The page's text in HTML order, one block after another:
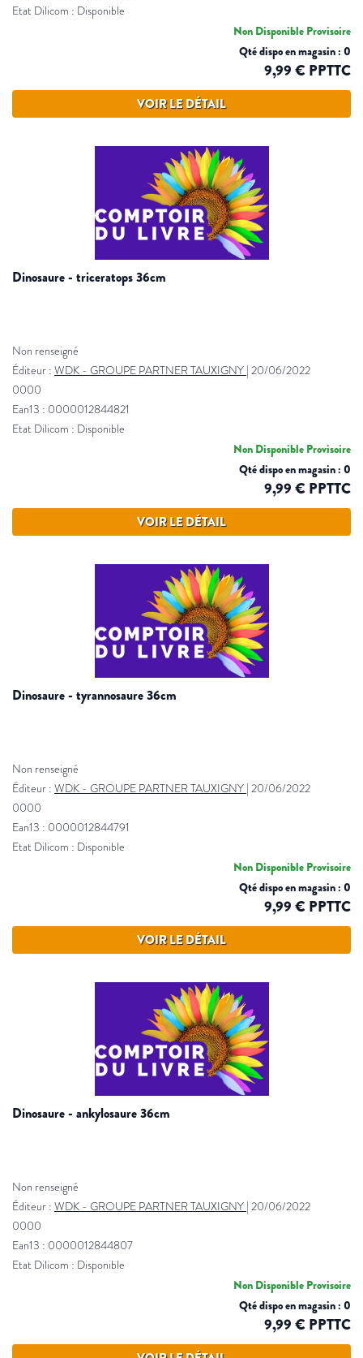
Etat Dilicom : Disponible
Non Disponible Provisoire
Qté dispo en magasin : 0
9,99 € PPTTC
VOIR LE DÉTAIL
dinosaure - triceratops 36cm
Non renseigné
Éditeur : WDK - GROUPE PARTNER TAUXIGNY | 20/06/2022
0000
Ean13 : 0000012844821
Etat Dilicom : Disponible
Non Disponible Provisoire
Qté dispo en magasin : 0
9,99 € PPTTC
VOIR LE DÉTAIL
dinosaure - tyrannosaure 36cm
Non renseigné
Éditeur : WDK - GROUPE PARTNER TAUXIGNY | 20/06/2022
0000
Ean13 : 0000012844791
Etat Dilicom : Disponible
Non Disponible Provisoire
Qté dispo en magasin : 0
9,99 € PPTTC
VOIR LE DÉTAIL
dinosaure - ankylosaure 36cm
Non renseigné
Éditeur : WDK - GROUPE PARTNER TAUXIGNY | 20/06/2022
0000
Ean13 : 0000012844807
Etat Dilicom : Disponible
Non Disponible Provisoire
Qté dispo en magasin : 0
9,99 € PPTTC